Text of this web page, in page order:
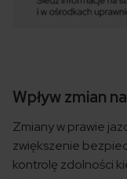
Wpływ zmian
Zmiany w prawie
zwiększenie
kontrolę zdolności